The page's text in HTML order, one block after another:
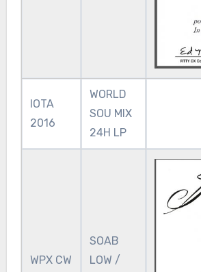
IOTA
2016
WORLD
SOU MIX
24H LP
WPX CW
SOAB
LOW /